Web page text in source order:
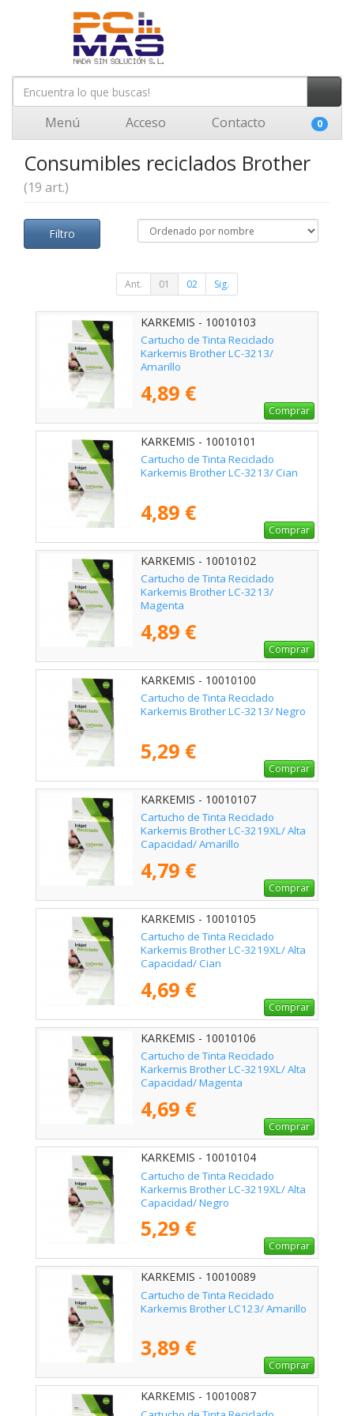
Menú Acceso Contacto 0
Consumibles reciclados Brother
(19 art.)
Filtro
Ant. 01 02 Sig.
KARKEMIS - 10010103
Cartucho de Tinta Reciclado
Karkemis Brother LC-3213/
Amarillo
4,89 €
Comprar
KARKEMIS - 10010101
Cartucho de Tinta Reciclado
Karkemis Brother LC-3213/ Cian
4,89 €
Comprar
KARKEMIS - 10010102
Cartucho de Tinta Reciclado
Karkemis Brother LC-3213/
Magenta
4,89 €
Comprar
KARKEMIS - 10010100
Cartucho de Tinta Reciclado
Karkemis Brother LC-3213/ Negro
5,29 €
Comprar
KARKEMIS - 10010107
Cartucho de Tinta Reciclado
Karkemis Brother LC-3219XL/ Alta
Capacidad/ Amarillo
4,79 €
Comprar
KARKEMIS - 10010105
Cartucho de Tinta Reciclado
Karkemis Brother LC-3219XL/ Alta
Capacidad/ Cian
4,69 €
Comprar
KARKEMIS - 10010106
Cartucho de Tinta Reciclado
Karkemis Brother LC-3219XL/ Alta
Capacidad/ Magenta
4,69 €
Comprar
KARKEMIS - 10010104
Cartucho de Tinta Reciclado
Karkemis Brother LC-3219XL/ Alta
Capacidad/ Negro
5,29 €
Comprar
KARKEMIS - 10010089
Cartucho de Tinta Reciclado
Karkemis Brother LC123/ Amarillo
3,89 €
Comprar
KARKEMIS - 10010087